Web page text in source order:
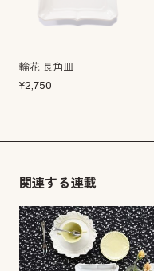
輪花 長角皿
¥2,750
関連する連載